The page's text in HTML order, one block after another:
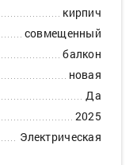
кирпич
совмещенный
балкон
новая
Да
2025
Электрическая